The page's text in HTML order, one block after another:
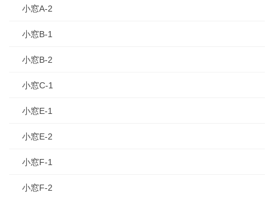
小窓A-2
小窓B-1
小窓B-2
小窓C-1
小窓E-1
小窓E-2
小窓F-1
小窓F-2